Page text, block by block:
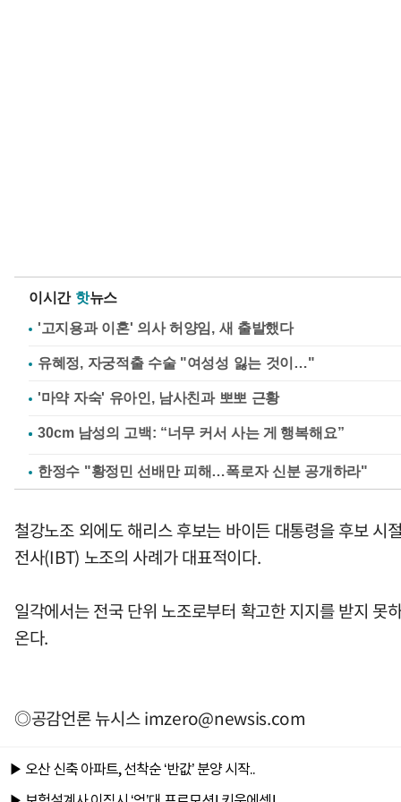
이시간 핫뉴스
'고지용과 이혼' 의사 허양임, 새 출발했다
유혜정, 자궁적출 수술 "여성성 잃는 것이…"
'마약 자숙' 유아인, 남사친과 뽀뽀 근황
한정수 "황정민 선배만 피해…폭로자 신분 공개하라"
철강노조 외에도 해리스 후보는 바이든 대통령을 후보
전사(IBT) 노조의 사례가 대표적이다.
일각에서는 전국 단위 노조로부터 확고한 지지를 받지
온다.
◎공감언론 뉴시스imzero@newsis.com